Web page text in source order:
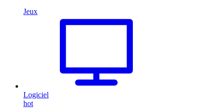
Jeux
Logiciel
hot